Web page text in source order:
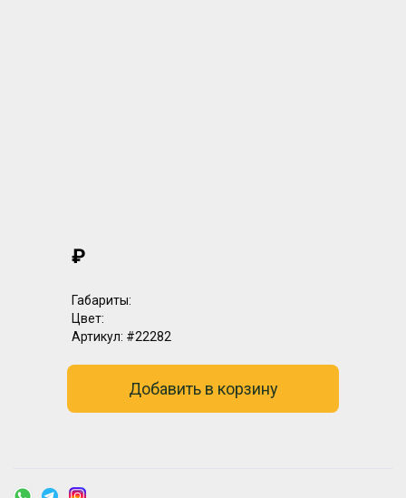
₽
Габариты:
Цвет:
Артикул: #22282
Добавить в корзину